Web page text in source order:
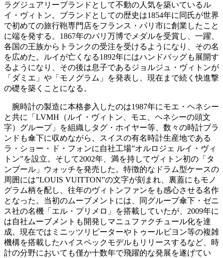
ラグジュアリーブランドとして不動の人気を築いているル
イ・ヴィトン。ブランドとしての歴史は1854年に同氏が世界
で初めての旅行鞄専門店をフランス・パリ市に創業したこと
に端を発する。1867年のパリ万博でメダルを受賞し、一躍、
各国の王族からトランクの受注を受けるようになり、その名
を広めた。ルイが亡くなる1892年にはハンドバッグも展開す
るようになり、その後は息子であるジョルジュ・ヴィトンが
「ダミエ」や「モノグラム」を発表し、現在まで続く快進撃
の礎を築くことになる。
腕時計の製造に本格参入したのは1987年にモエ・ヘネシー
と共に「LVMH（ルイ・ヴィトン、モエ、ヘネシーの頭文
字）グループ」を組織しタグ・ホイヤー等、数々の時計ブラ
ンドも傘下に収めながら、スイスの有名時計生産地である
ラ・ショー・ド・フォンに自社工場”オルロジェ ルイ・ヴィ
トン”を設立。そして2002年、満を持してヴィトン初の「タ
ンブール」ウォッチを発売した。特徴的なドラム型ケースの
周囲には”LOUIS VUITTON”の文字が刻まれ、裏蓋にもモノ
グラム柄を配し、往年のヴィトンファンをも感心させる名作
となった。当初のムーブメントには、同グループ傘下・ゼニ
ス社の名機「エル・プリメロ」を搭載していたが、2009年に
は自社ムーブメントも開発しマニュファクチュール化を達
成。現在ではミニッツリピーターやトゥールビヨン等の複雑
機構を搭載したハイスペックモデルもリリースするなど、時
計の分野においても僅か十数年で飛躍的な発展を遂げてい